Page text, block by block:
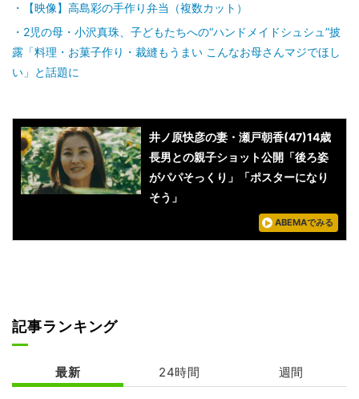
【映像】高島彩の手作り弁当（複数カット）
2児の母・小沢真珠、子どもたちへの“ハンドメイドシュシュ”披
露「料理・お菓子作り・裁縫もうまい こんなお母さんマジでほし
い」と話題に
井ノ原快彦の妻・瀬戸朝香(47)14歳
長男との親子ショット公開「後ろ姿
がパパそっくり」「ポスターになり
そう」
ABEMAでみる
記事ランキング
最新 24時間 週間